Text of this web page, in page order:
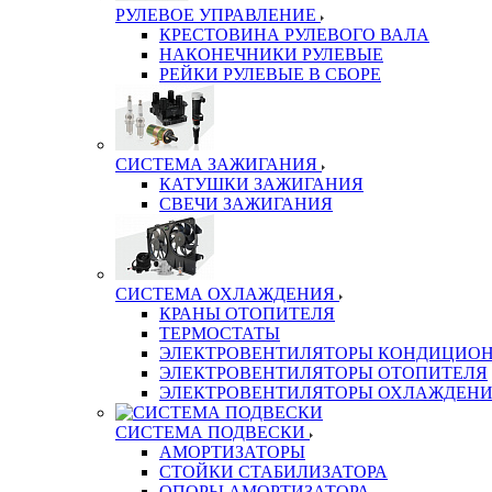
РУЛЕВОЕ УПРАВЛЕНИЕ
КРЕСТОВИНА РУЛЕВОГО ВАЛА
НАКОНЕЧНИКИ РУЛЕВЫЕ
РЕЙКИ РУЛЕВЫЕ В СБОРЕ
СИСТЕМА ЗАЖИГАНИЯ
КАТУШКИ ЗАЖИГАНИЯ
СВЕЧИ ЗАЖИГАНИЯ
СИСТЕМА ОХЛАЖДЕНИЯ
КРАНЫ ОТОПИТЕЛЯ
ТЕРМОСТАТЫ
ЭЛЕКТРОВЕНТИЛЯТОРЫ
ЭЛЕКТРОВЕНТИЛЯТОРЫ ОТОПИТЕЛЯ
ЭЛЕКТРОВЕНТИЛЯТОРЫ
СИСТЕМА ПОДВЕСКИ
АМОРТИЗАТОРЫ
СТОЙКИ СТАБИЛИЗАТОРА